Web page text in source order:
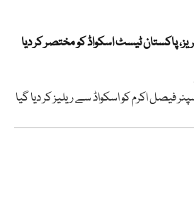
پاکستان ٹیسٹ اسکواڈ کو مختصر کر دیا
فیصل اکرم کو اسکواڈ سے ریلیز کر دیا گیا